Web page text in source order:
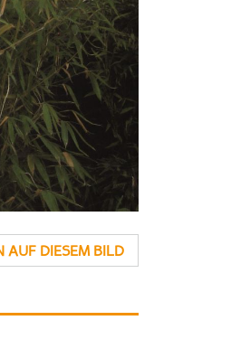
AUF DIESEM BILD